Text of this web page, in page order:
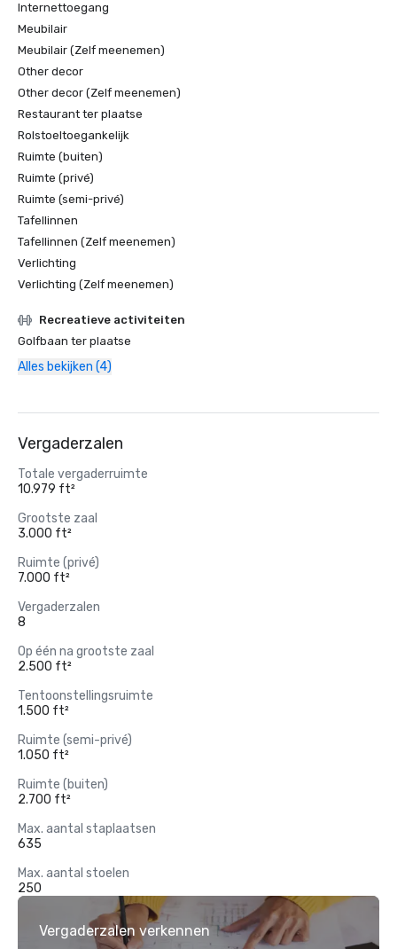
Internettoegang
Meubilair
Meubilair (Zelf meenemen)
Other decor
Other decor (Zelf meenemen)
Restaurant ter plaatse
Rolstoeltoegankelijk
Ruimte (buiten)
Ruimte (privé)
Ruimte (semi-privé)
Tafellinnen
Tafellinnen (Zelf meenemen)
Verlichting
Verlichting (Zelf meenemen)
Recreatieve activiteiten
Golfbaan ter plaatse
Alles bekijken (4)
Vergaderzalen
Totale vergaderruimte
10.979 ft²
Grootste zaal
3.000 ft²
Ruimte (privé)
7.000 ft²
Vergaderzalen
8
Op één na grootste zaal
2.500 ft²
Tentoonstellingsruimte
1.500 ft²
Ruimte (semi-privé)
1.050 ft²
Ruimte (buiten)
2.700 ft²
Max. aantal staplaatsen
635
Max. aantal stoelen
250
Vergaderzalen verkennen